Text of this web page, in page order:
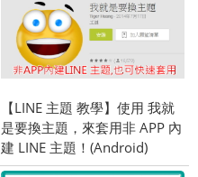
【LINE 主題 教學】使用 我就
是要換主題，來套用非 APP 內
建 LINE 主題！(Android)